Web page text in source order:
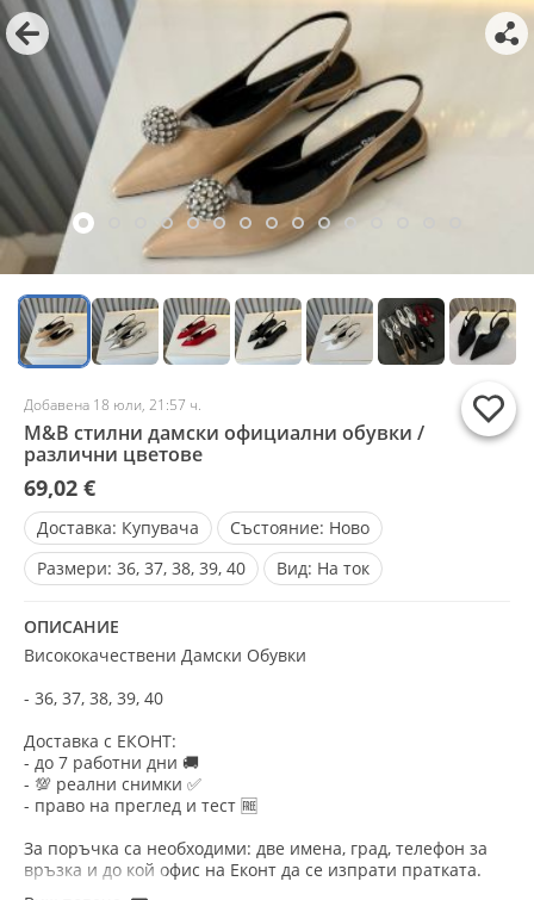
Добавена 18 юли, 21:57 ч.
M&B стилни дамски официални обувки /
различни цветове
69,02 €
Доставка: Купувача Състояние: Ново
Размери: 36, 37, 38, 39, 40 Вид: На ток
ОПИСАНИЕ
Висококачествени Дамски Обувки
- 36, 37, 38, 39, 40
Доставка с ЕКОНТ:
- до 7 работни дни 🚚
- 💯 реални снимки ✅
- право на преглед и тест 🆓
За поръчка са необходими: две имена, град, телефон за
връзка и до кой офис на Еконт да се изпрати пратката.